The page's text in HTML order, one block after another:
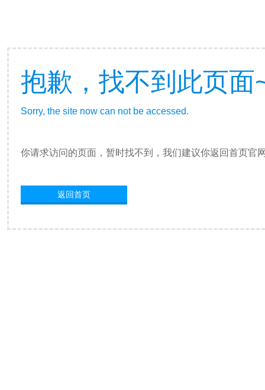
抱歉，找不到此页面
Sorry, the site now can not be accessed.
你请求访问的页面，暂时找不到，我们建议你返回首页官
返回首页